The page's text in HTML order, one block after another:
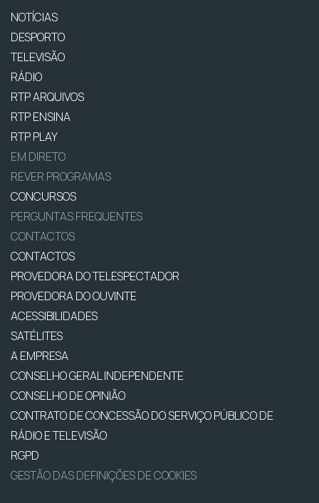
NOTÍCIAS
DESPORTO
TELEVISÃO
RÁDIO
RTP ARQUIVOS
RTP ENSINA
RTP PLAY
EM DIRETO
REVER PROGRAMAS
CONCURSOS
PERGUNTAS FREQUENTES
CONTACTOS
CONTACTOS
PROVEDORA DO TELESPECTADOR
PROVEDORA DO OUVINTE
ACESSIBILIDADES
SATÉLITES
A EMPRESA
CONSELHO GERAL INDEPENDENTE
CONSELHO DE OPINIÃO
CONTRATO DE CONCESSÃO DO SERVIÇO PÚBLICO DE
RÁDIO E TELEVISÃO
RGPD
GESTÃO DAS DEFINIÇÕES DE COOKIES